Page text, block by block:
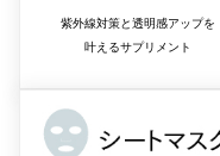
紫外線対策と透明感アップを
叶えるサプリメント